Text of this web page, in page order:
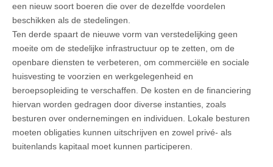
een nieuw soort boeren die over de dezelfde voordelen
beschikken als de stedelingen.
Ten derde spaart de nieuwe vorm van verstedelijking geen
moeite om de stedelijke infrastructuur op te zetten, om de
openbare diensten te verbeteren, om commerciële en sociale
huisvesting te voorzien en werkgelegenheid en
beroepsopleiding te verschaffen. De kosten en de financiering
hiervan worden gedragen door diverse instanties, zoals
besturen over ondernemingen en individuen. Lokale besturen
moeten obligaties kunnen uitschrijven en zowel privé- als
buitenlands kapitaal moet kunnen participeren.